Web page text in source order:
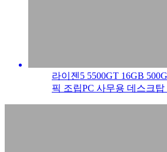
라이젠5 5500GT 16GB
픽 조립PC 사무용 데스크